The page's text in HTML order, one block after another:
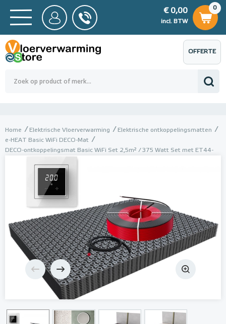
BTW
0,00
0
€ 0,00
incl. BTW
€ 0,00
OFFERTE
AANVRAGEN
Home Elektrische Vloerverwarming
Elektrische ontkoppelingsmatten
e-HEAT Basic WiFi DECO-Mat
DECO-ontkoppelingsmat Basic WiFi Set 2,5m² / 375 Watt Set met ET44-
thermostaat | Wit (inbouw)